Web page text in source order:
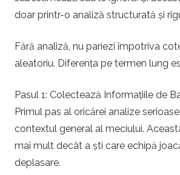
doar printr-o analiză structurată și
Fără analiză, nu pariezi împotriva
aleatoriu. Diferența pe termen lung
Pasul 1: Colectează Informațiile de
Primul pas al oricărei analize
contextul general al meciului.
mai mult decât a ști care echipă
deplasare.